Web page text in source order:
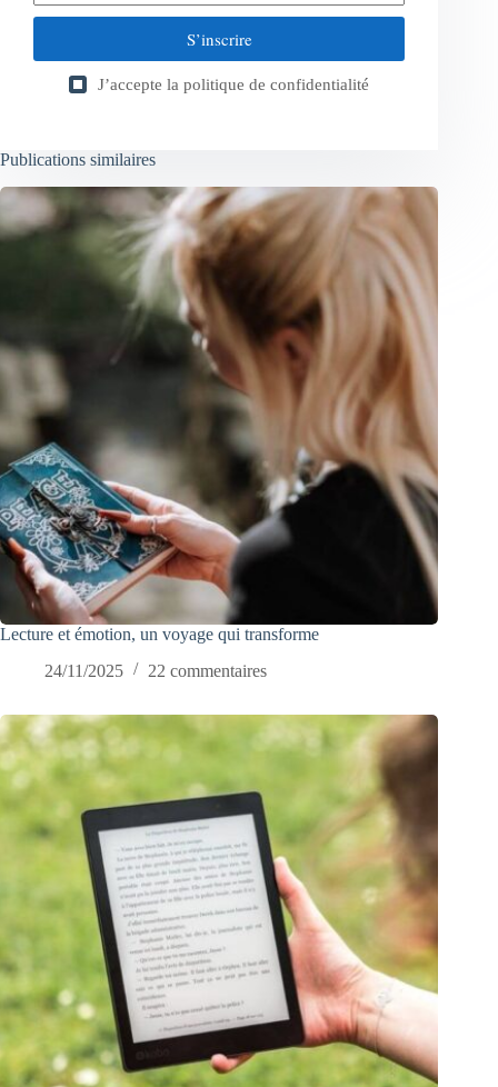
S’inscrire
J’accepte la politique de confidentialité
Publications similaires
Lecture et émotion, un voyage qui transforme
24/11/2025
22 commentaires